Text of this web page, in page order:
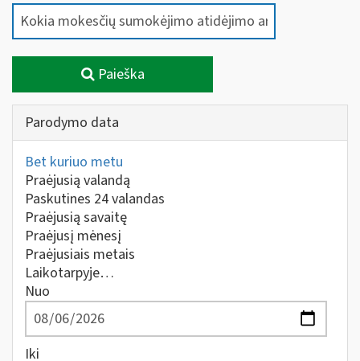
Paieška
Parodymo data
Bet kuriuo metu
Praėjusią valandą
Paskutines 24 valandas
Praėjusią savaitę
Praėjusį mėnesį
Praėjusiais metais
Laikotarpyje…
Nuo
Iki